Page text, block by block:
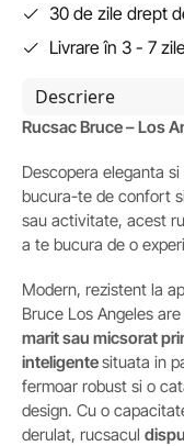
30 de zile drept
Livrare în 3 - 7
Descriere
Rucsac Bruce – Los
Descopera eleganta
bucura-te de confort
sau activitate, acest
a te bucura de o
Modern, rezistent la
Bruce Los Angeles
marit sau micsorat
inteligentesituata in
fermoar robust si o
design. Cu o
derulat, rucsacul